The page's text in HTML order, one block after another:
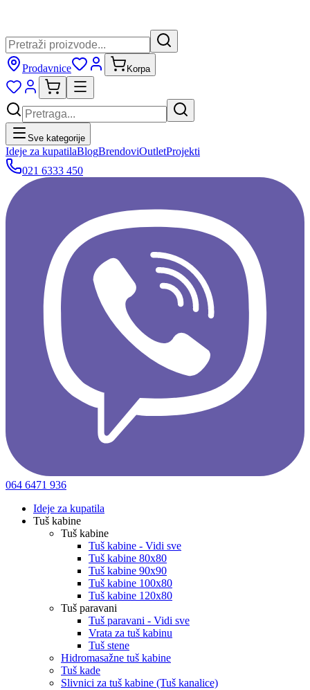
Prodavnice Korpa
Sve kategorije
Ideje za kupatilaBlogBrendoviOutletProjekti
021 6333 450
064 6471 936
Ideje za kupatila
Tuš kabine
Tuš kabine
Tuš kabine - Vidi sve
Tuš kabine 80x80
Tuš kabine 90x90
Tuš kabine 100x80
Tuš kabine 120x80
Tuš paravani
Tuš paravani - Vidi sve
Vrata za tuš kabinu
Tuš stene
Hidromasažne tuš kabine
Tuš kade
Slivnici za tuš kabine (Tuš kanalice)